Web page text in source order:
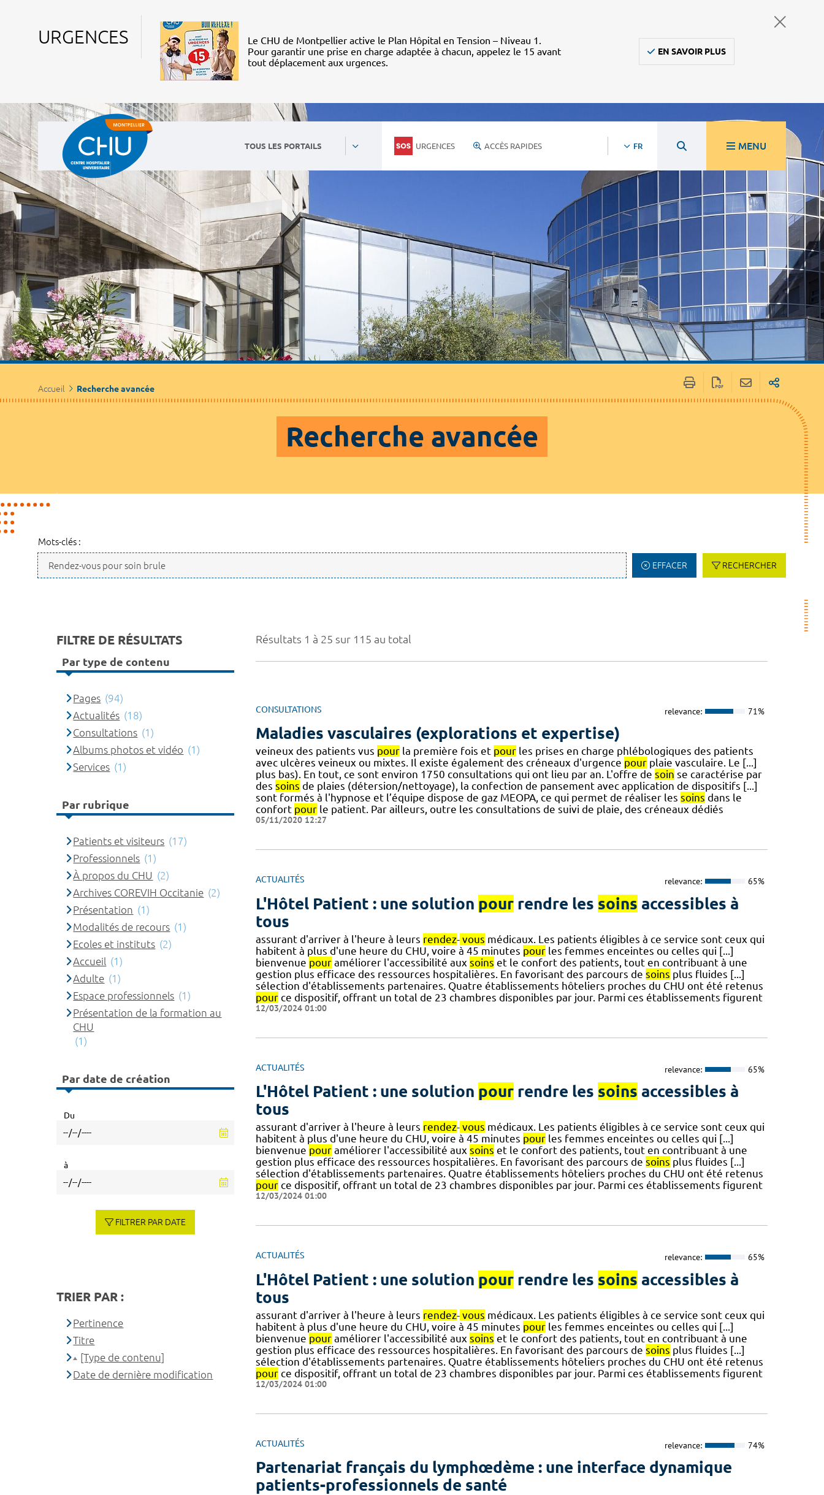
URGENCES
Le CHU de Montpellier active le Plan Hôpital en Tension – Niveau 1.
Pour garantir une prise en charge adaptée à chacun, appelez le 15 avant
tout déplacement aux urgences.
EN SAVOIR PLUS
TOUS LES PORTAILS URGENCES ACCÈS RAPIDES FR MENU
Accueil Recherche avancée
Recherche avancée
Mots-clés :
EFFACER RECHERCHER
Résultats 1 à 25 sur 115 au total
CONSULTATIONS relevance: 71%
Maladies vasculaires (explorations et expertise)
veineux des patients vus pourla première fois et pourles prises en charge phlébologiques des patients
avec ulcères veineux ou mixtes. Il existe également des créneaux d'urgence pourplaie vasculaire. Le [...]
plus bas). En tout, ce sont environ 1750 consultations qui ont lieu par an. L'offre de soin se caractérise par
des soins de plaies (détersion/nettoyage), la confection de pansement avec application de dispositifs [...]
sont formés à l'hypnose et l’équipe dispose de gaz MEOPA, ce qui permet de réaliser les soins dans le
confort pourle patient. Par ailleurs, outre les consultations de suivi de plaie, des créneaux dédiés
05/11/2020 12:27
ACTUALITÉS relevance: 65%
L'Hôtel Patient : une solution pourrendre les soins accessibles à
tous
assurant d'arriver à l'heure à leurs rendez- vous médicaux. Les patients éligibles à ce service sont ceux qui
habitent à plus d'une heure du CHU, voire à 45 minutes pourles femmes enceintes ou celles qui [...]
bienvenue pouraméliorer l'accessibilité aux soins et le confort des patients, tout en contribuant à une
gestion plus efficace des ressources hospitalières. En favorisant des parcours de soins plus fluides [...]
sélection d'établissements partenaires. Quatre établissements hôteliers proches du CHU ont été retenus
pource dispositif, offrant un total de 23 chambres disponibles par jour. Parmi ces établissements figurent
12/03/2024 01:00
ACTUALITÉS relevance: 65%
L'Hôtel Patient : une solution pourrendre les soins accessibles à
tous
assurant d'arriver à l'heure à leurs rendez- vous médicaux. Les patients éligibles à ce service sont ceux qui
habitent à plus d'une heure du CHU, voire à 45 minutes pourles femmes enceintes ou celles qui [...]
bienvenue pouraméliorer l'accessibilité aux soins et le confort des patients, tout en contribuant à une
gestion plus efficace des ressources hospitalières. En favorisant des parcours de soins plus fluides [...]
sélection d'établissements partenaires. Quatre établissements hôteliers proches du CHU ont été retenus
pource dispositif, offrant un total de 23 chambres disponibles par jour. Parmi ces établissements figurent
12/03/2024 01:00
ACTUALITÉS relevance: 65%
L'Hôtel Patient : une solution pourrendre les soins accessibles à
tous
assurant d'arriver à l'heure à leurs rendez- vous médicaux. Les patients éligibles à ce service sont ceux qui
habitent à plus d'une heure du CHU, voire à 45 minutes pourles femmes enceintes ou celles qui [...]
bienvenue pouraméliorer l'accessibilité aux soins et le confort des patients, tout en contribuant à une
gestion plus efficace des ressources hospitalières. En favorisant des parcours de soins plus fluides [...]
sélection d'établissements partenaires. Quatre établissements hôteliers proches du CHU ont été retenus
pource dispositif, offrant un total de 23 chambres disponibles par jour. Parmi ces établissements figurent
12/03/2024 01:00
ACTUALITÉS relevance: 74%
Partenariat français du lymphœdème : une interface dynamique
patients-professionnels de santé
FILTRE DE RÉSULTATS
Par type de contenu
Pages (94)
Actualités (18)
Consultations (1)
Albums photos et vidéo (1)
Services (1)
Par rubrique
Patients et visiteurs (17)
Professionnels (1)
À propos du CHU (2)
Archives COREVIH Occitanie (2)
Présentation (1)
Modalités de recours (1)
Ecoles et instituts (2)
Accueil (1)
Adulte (1)
Espace professionnels (1)
Présentation de la formation au
CHU
(1)
Par date de création
Du
à
FILTRER PAR DATE
TRIER PAR :
Pertinence
Titre
[Type de contenu]
Date de dernière modification